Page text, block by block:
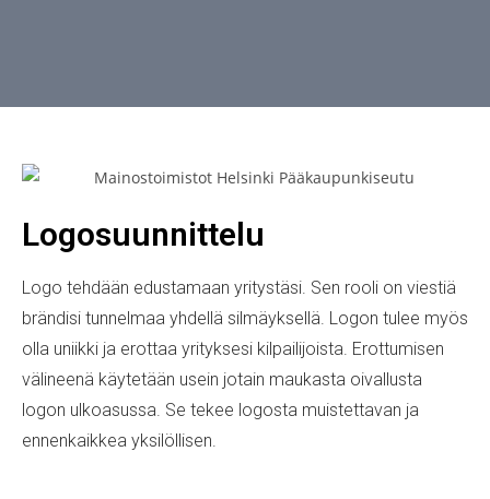
Logosuunnittelu
Logo tehdään edustamaan yritystäsi. Sen rooli on viestiä
brändisi tunnelmaa yhdellä silmäyksellä. Logon tulee myös
olla uniikki ja erottaa yrityksesi kilpailijoista. Erottumisen
välineenä käytetään usein jotain maukasta oivallusta
logon ulkoasussa. Se tekee logosta muistettavan ja
ennenkaikkea yksilöllisen.